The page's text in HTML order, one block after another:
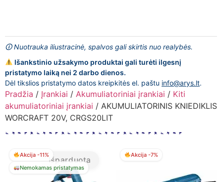
🛈 Nuotrauka iliustracinė, spalvos gali skirtis nuo realybės.
Išankstinio užsakymo produktai gali turėti ilgesnį
pristatymo laiką nei 2 darbo dienos.
Dėl tikslios pristatymo datos kreipkitės el. paštu info@arys.lt.
Pradžia / Įrankiai / Akumuliatoriniai įrankiai / Kiti
akumuliatoriniai įrankiai / AKUMULIATORINIS KNIEDIKLIS
WORCRAFT 20V, CRGS20LIT
Akcija -11%
Nemokamas pristatymas
Išparduota
Akcija -7%